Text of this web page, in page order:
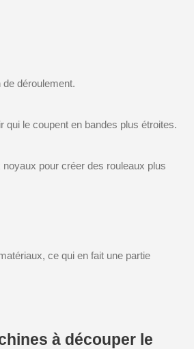
déroulement.
le coupent en bandes plus étroites.
pour créer des rouleaux plus
ce qui en fait une partie
à découper le